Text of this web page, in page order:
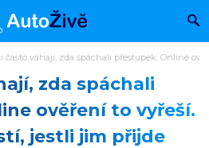
často váhají, zda spáchali přestupek: Online
zda spáchali
ověření to vyřeší.
jestli jim přijde